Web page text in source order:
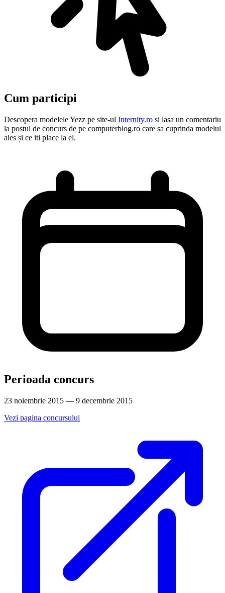
Cum participi
Descopera modelele Yezz pe site-ul Internity.ro si lasa un comentariu
la postul de concurs de pe computerblog.ro care sa cuprinda modelul
ales și ce iti place la el.
Perioada concurs
23 noiembrie 2015 — 9 decembrie 2015
Vezi pagina concursului